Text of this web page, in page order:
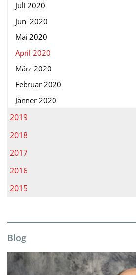
Juli 2020
Juni 2020
Mai 2020
April 2020
März 2020
Februar 2020
Jänner 2020
2019
2018
2017
2016
2015
Blog